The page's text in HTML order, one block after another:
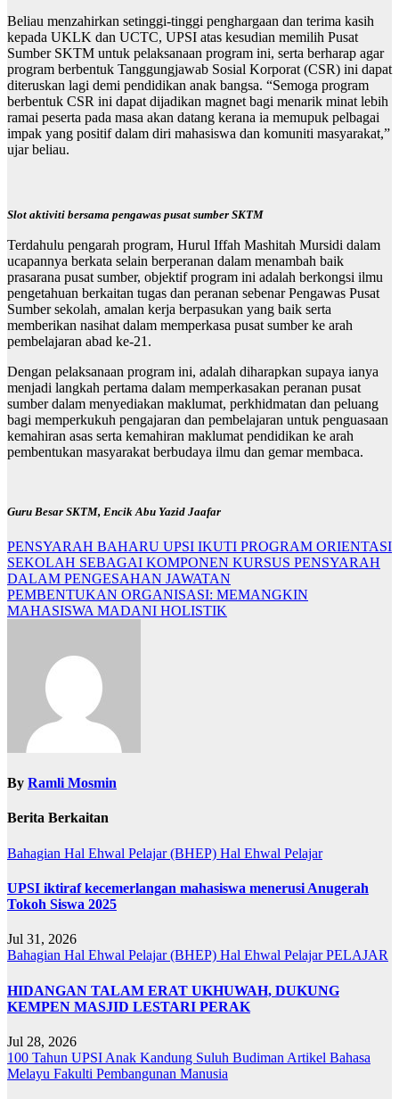
Beliau menzahirkan setinggi-tinggi penghargaan dan terima kasih
kepada UKLK dan UCTC, UPSI atas kesudian memilih Pusat
Sumber SKTM untuk pelaksanaan program ini, serta berharap agar
program berbentuk Tanggungjawab Sosial Korporat (CSR) ini dapat
diteruskan lagi demi pendidikan anak bangsa. “Semoga program
berbentuk CSR ini dapat dijadikan magnet bagi menarik minat lebih
ramai peserta pada masa akan datang kerana ia memupuk pelbagai
impak yang positif dalam diri mahasiswa dan komuniti masyarakat,”
ujar beliau.
Slot aktiviti bersama pengawas pusat sumber SKTM
Terdahulu pengarah program, Hurul Iffah Mashitah Mursidi dalam
ucapannya berkata selain berperanan dalam menambah baik
prasarana pusat sumber, objektif program ini adalah berkongsi ilmu
pengetahuan berkaitan tugas dan peranan sebenar Pengawas Pusat
Sumber sekolah, amalan kerja berpasukan yang baik serta
memberikan nasihat dalam memperkasa pusat sumber ke arah
pembelajaran abad ke-21.
Dengan pelaksanaan program ini, adalah diharapkan supaya ianya
menjadi langkah pertama dalam memperkasakan peranan pusat
sumber dalam menyediakan maklumat, perkhidmatan dan peluang
bagi memperkukuh pengajaran dan pembelajaran untuk penguasaan
kemahiran asas serta kemahiran maklumat pendidikan ke arah
pembentukan masyarakat berbudaya ilmu dan gemar membaca.
Guru Besar SKTM, Encik Abu Yazid Jaafar
Navigasi
kiriman
PENSYARAH BAHARU UPSI IKUTI PROGRAM ORIENTASI
SEKOLAH SEBAGAI KOMPONEN KURSUS PENSYARAH
DALAM PENGESAHAN JAWATAN
PEMBENTUKAN ORGANISASI: MEMANGKIN
MAHASISWA MADANI HOLISTIK
By Ramli Mosmin
Berita Berkaitan
Bahagian Hal Ehwal Pelajar (BHEP) Hal Ehwal Pelajar
UPSI iktiraf kecemerlangan mahasiswa menerusi Anugerah
Tokoh Siswa 2025
Jul 31, 2026
Bahagian Hal Ehwal Pelajar (BHEP) Hal Ehwal PelajarPELAJAR
HIDANGAN TALAM ERAT UKHUWAH, DUKUNG
KEMPEN MASJID LESTARI PERAK
Jul 28, 2026
100 Tahun UPSI Anak Kandung Suluh Budiman Artikel Bahasa
Melayu Fakulti Pembangunan Manusia